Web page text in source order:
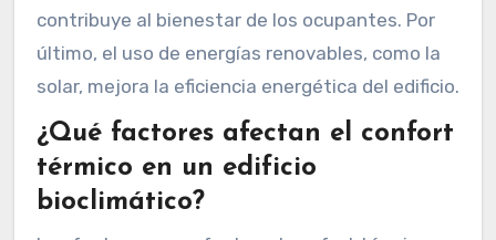
contribuye al bienestar de los ocupantes. Por
último, el uso de energías renovables, como la
solar, mejora la eficiencia energética del edificio.
¿Qué factores afectan el confort
térmico en un edificio
bioclimático?